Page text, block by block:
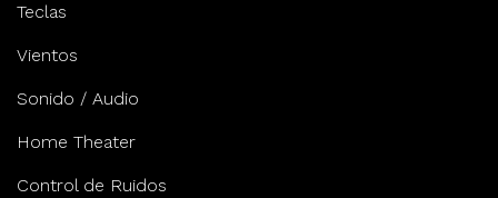
Teclas
Vientos
Sonido / Audio
Home Theater
Control de Ruidos